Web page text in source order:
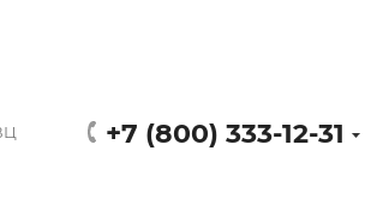
+7 (800) 333-12-31